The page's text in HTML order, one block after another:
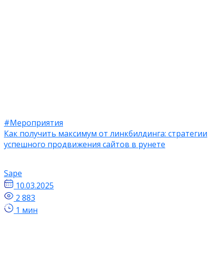
#Мероприятия
Как получить максимум от линкбилдинга: стратегии
успешного продвижения сайтов в рунете
Sape
10.03.2025
2 883
1 мин